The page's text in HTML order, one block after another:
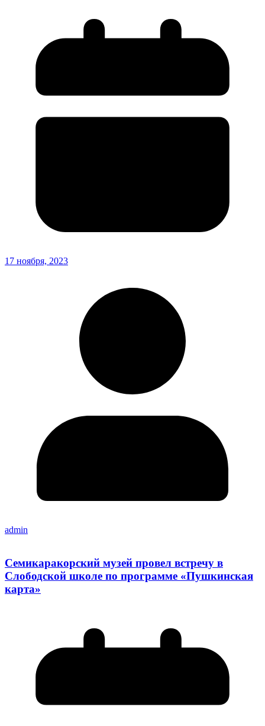
17 ноября, 2023
admin
Семикаракорский музей провел встречу в
Слободской школе по программе «Пушкинская
карта»